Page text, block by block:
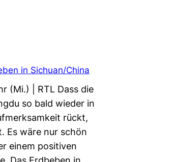
in Sichuan/China
(Mi.) | RTL Dass die
so bald wieder in
rückt,
Es wäre nur schön
einem positiven